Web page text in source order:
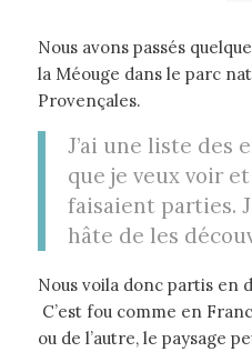
Nous avons passés
la Méouge dans le parc
Provençales.
J’ai une liste des
que je veux voir
faisaient parties.
hâte de les
Nous voila donc partis en
C’est fou comme en
ou de l’autre, le paysage